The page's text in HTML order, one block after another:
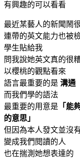
有興趣的可以看看
最近某藝人的新聞鬧
連帶的英文能力也被
學生貼給我
問我說她英文真的很
以櫻桃的觀點看來
語言最重要的是 溝通
而我們學的語法
最重要的用意是 「能
的意思」
但因為本人發文並沒
變成我們閱讀的人
也在揣測她想表達的